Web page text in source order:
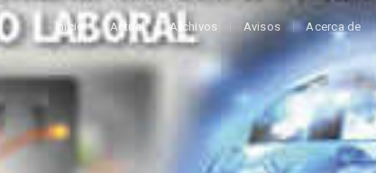
Inicio Actual Archivos Avisos Acerca de